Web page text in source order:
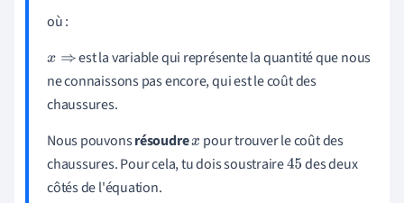
où :
x⇒
est la variable qui représente la quantité que nous
ne connaissons pas encore, qui est le coût des
chaussures.
Nous pouvonsrésoudrex pour trouver le coût des
chaussures. Pour cela, tu dois soustraire45 des deux
côtés de l'équation.